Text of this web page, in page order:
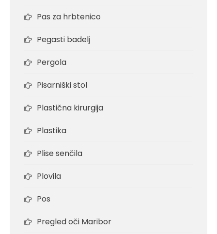
Pas za hrbtenico
Pegasti badelj
Pergola
Pisarniški stol
Plastična kirurgija
Plastika
Plise senčila
Plovila
Pos
Pregled oči Maribor